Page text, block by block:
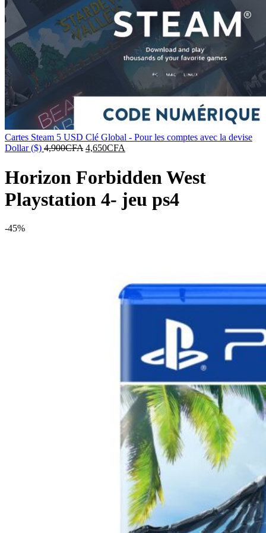
Cartes Steam 5 USD Clé Global - Pour les comptes avec la devise
Dollar ($) 4,900CFA Le
était :
4,900CFA.
4,650CFA
actuel
est :
4,650CFA.
Horizon Forbidden West
Playstation 4- jeu ps4
-45%